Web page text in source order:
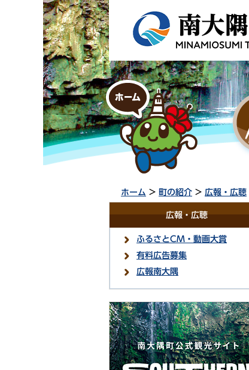
ホーム > 町の紹介 > 広報・広聴
広報・広聴
ふるさとCM・動画大賞
有料広告募集
広報南大隅